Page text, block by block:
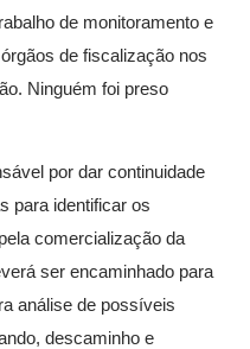
de monitoramento e
de fiscalização nos
Ninguém foi preso
por dar continuidade
para identificar os
comercialização da
ser encaminhado para
análise de possíveis
descaminho e